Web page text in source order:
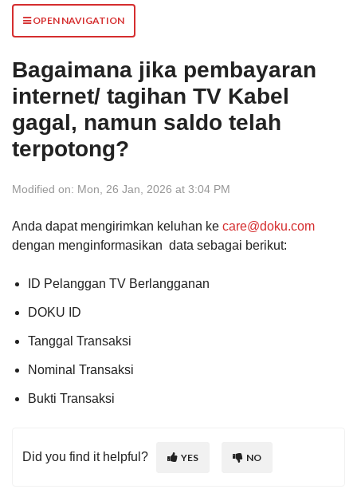
OPEN NAVIGATION
Bagaimana jika pembayaran
internet/ tagihan TV Kabel
gagal, namun saldo telah
terpotong?
Modified on: Mon, 26 Jan, 2026 at 3:04 PM
Anda dapat mengirimkan keluhan ke care@doku.com
dengan menginformasikan data sebagai berikut:
ID Pelanggan TV Berlangganan
DOKU ID
Tanggal Transaksi
Nominal Transaksi
Bukti Transaksi
Did you find it helpful? YES NO